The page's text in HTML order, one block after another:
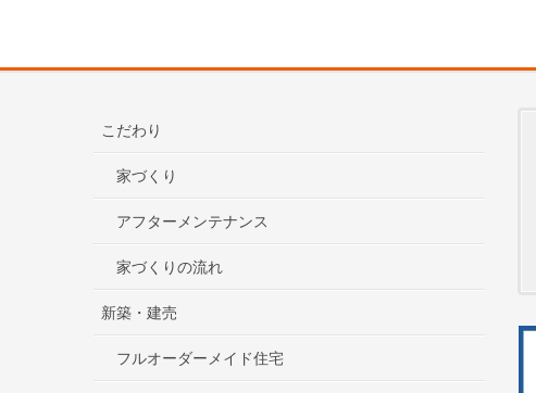
こだわり
家づくり
アフターメンテナンス
家づくりの流れ
新築・建売
フルオーダーメイド住宅